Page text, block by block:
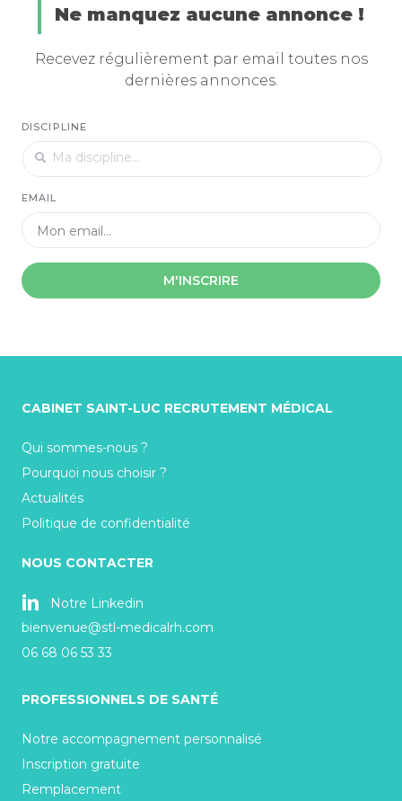
Ne manquez aucune annonce !
Recevez régulièrement par email toutes nos
dernières annonces.
DISCIPLINE
EMAIL
M'INSCRIRE
CABINET SAINT-LUC RECRUTEMENT MÉDICAL
Qui sommes-nous ?
Pourquoi nous choisir ?
Actualités
Politique de confidentialité
NOUS CONTACTER
Notre Linkedin
bienvenue@stl-medicalrh.com
06 68 06 53 33
PROFESSIONNELS DE SANTÉ
Notre accompagnement personnalisé
Inscription gratuite
Remplacement